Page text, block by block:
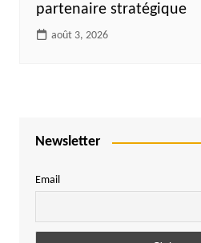
partenaire stratégique
août 3, 2026
Newsletter
Email